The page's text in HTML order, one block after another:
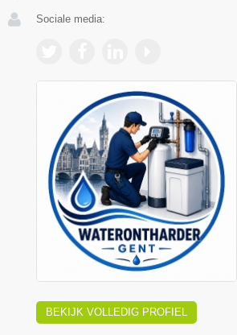
Sociale media:
BEKIJK VOLLEDIG PROFIEL